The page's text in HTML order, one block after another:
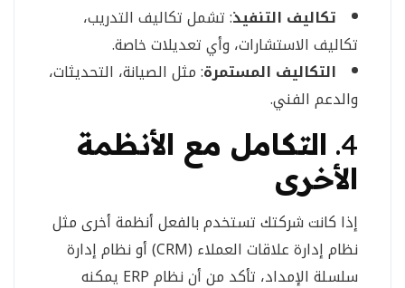
تكاليف التنفيذ: تشمل تكاليف التدريب،
تكاليف الاستشارات، وأي تعديلات خاصة.
التكاليف المستمرة: مثل الصيانة، التحديثات،
والدعم الفني.
4. التكامل مع الأنظمة
الأخرى
إذا كانت شركتك تستخدم بالفعل أنظمة أخرى مثل
نظام إدارة علاقات العملاء (CRM) أو نظام إدارة
سلسلة الإمداد، تأكد من أن نظام ERP يمكنه